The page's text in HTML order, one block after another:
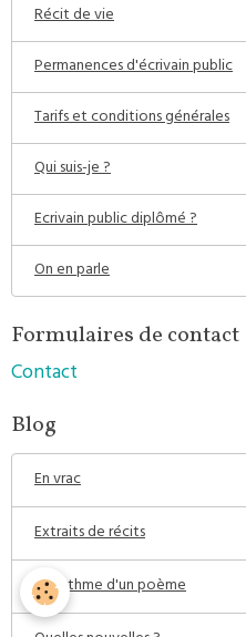
Récit de vie
Permanences d'écrivain public
Tarifs et conditions générales
Qui suis-je ?
Ecrivain public diplômé ?
On en parle
Formulaires de contact
Contact
Blog
En vrac
Extraits de récits
Au rythme d'un poème